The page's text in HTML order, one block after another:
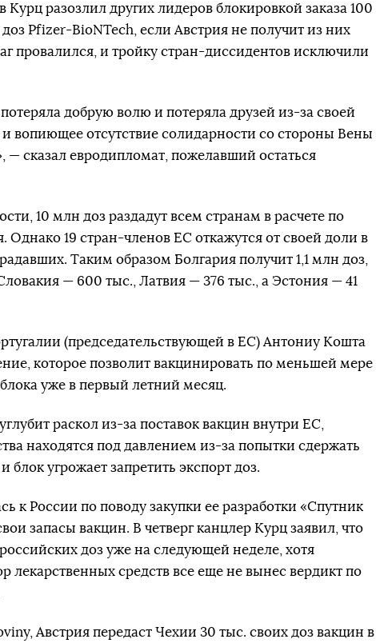
Курц разозлил других лидеров блокировкой заказа 100
Pfizer-BioNTech, если Австрия не получит из них
провалился, и тройку стран-диссидентов исключили
добрую волю и потеряла друзей из-за своей
вопиющее отсутствие солидарности со стороны Вены
— сказал евродипломат, пожелавший остаться
10 млн доз раздадут всем странам в расчете по
Однако 19 стран-членов ЕС откажутся от своей доли в
Таким образом Болгария получит 1,1 млн доз,
— 600 тыс., Латвия — 376 тыс., а Эстония — 41
(председательствующей в ЕС) Антониу Кошта
которое позволит вакцинировать по меньшей мере
уже в первый летний месяц.
раскол из-за поставок вакцин внутри ЕС,
находятся под давлением из-за попытки сдержать
блок угрожает запретить экспорт доз.
к России по поводу закупки ее разработки «Спутник
запасы вакцин. В четверг канцлер Курц заявил, что
доз уже на следующей неделе, хотя
лекарственных средств все еще не вынес вердикт по
Австрия передаст Чехии 30 тыс. своих доз вакцин в